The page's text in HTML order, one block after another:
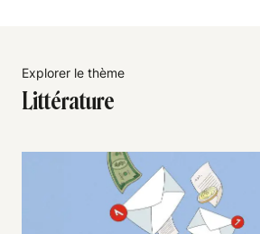
Explorer le thème
Littérature